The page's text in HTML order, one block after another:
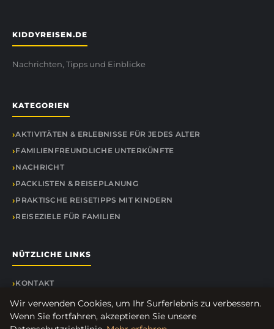
KIDDYREISEN.DE
Nachrichten, Tipps und Einblicke
KATEGORIEN
AKTIVITÄTEN & ERLEBNISSE FÜR JEDES ALTER
FAMILIENFREUNDLICHE UNTERKÜNFTE
NACHRICHT
PACKLISTEN & REISEPLANUNG
PRAKTISCHE REISETIPPS MIT KINDERN
REISEZIELE FÜR FAMILIEN
NÜTZLICHE LINKS
KONTAKT
Wir verwenden Cookies, um Ihr Surferlebnis zu verbessern.
Wenn Sie fortfahren, akzeptieren Sie unsere